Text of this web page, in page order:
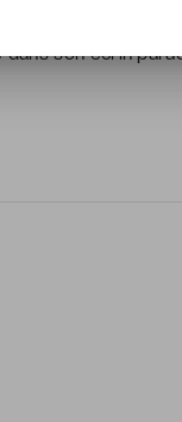
de vivre et le
son écrin